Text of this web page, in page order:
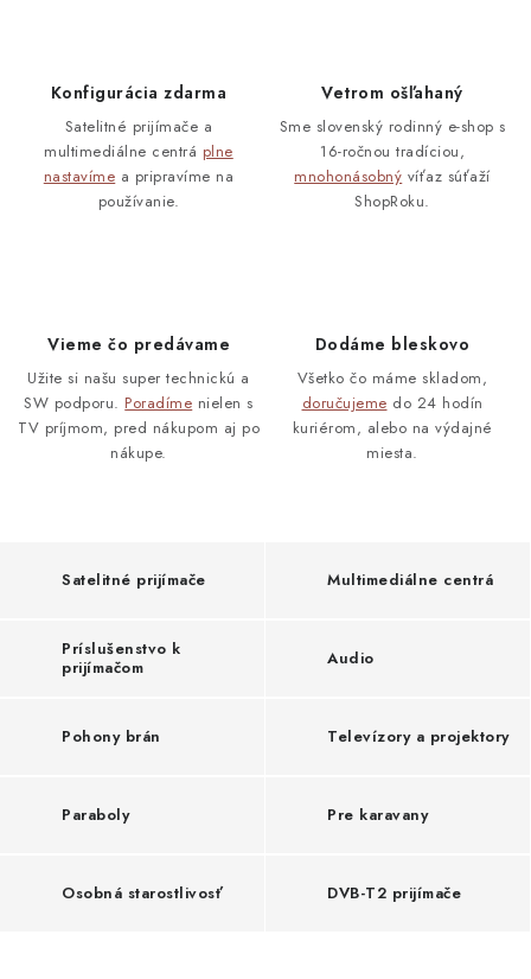
Konfigurácia zdarma
Satelitné prijímače a
multimediálne centrá plne
nastavíme a pripravíme na
používanie.
Vetrom ošľahaný
Sme slovenský rodinný e-shop s
16-ročnou tradíciou,
mnohonásobný víťaz súťaží
ShopRoku.
Vieme čo predávame
Užite si našu super technickú a
SW podporu. Poradíme nielen s
TV príjmom, pred nákupom aj po
nákupe.
Dodáme bleskovo
Všetko čo máme skladom,
doručujeme do 24 hodín
kuriérom, alebo na výdajné
miesta.
Satelitné prijímače Multimediálne centrá
Príslušenstvo k
prijímačom
Audio
Pohony brán Televízory a projektory
Paraboly Pre karavany
Osobná starostlivosť DVB-T2 prijímače